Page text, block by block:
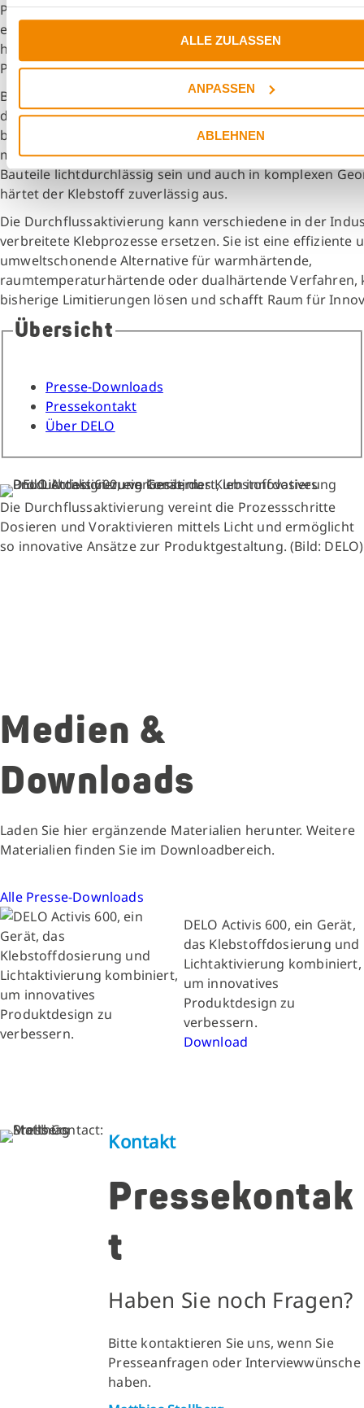
ALLE ZULASSEN
ANPASSEN
ABLEHNEN
Produktmanagement von DELO. „Durch die
einstellbaren Parameter eröffnen sich ganz neue
hinsichtlich Bauteildesign und effizienter sowie CO2-
Prozessgestaltung“, so Bitzer.
Besonders geeignet ist Durchflussaktivierung für das
den Verguss temperatur-empfindlicher Bauteile. So
beispielsweise Sensoren oder Stecker schonend und
mit den Dual-Initiator-Klebstoffen verkleben. Dabei muss
Bauteile lichtdurchlässig sein und auch in komplexen
härtet der Klebstoff zuverlässig aus.
Die Durchflussaktivierung kann verschiedene in der
verbreitete Klebprozesse ersetzen. Sie ist eine effiziente
umweltschonende Alternative für warmhärtende,
raumtemperaturhärtende oder dualhärtende Verfahren,
bisherige Limitierungen lösen und schafft Raum für
Übersicht
Presse-Downloads
Pressekontakt
Über DELO
Die Durchflussaktivierung vereint die Prozessschritte
Dosieren und Voraktivieren mittels Licht und ermöglicht
so innovative Ansätze zur Produktgestaltung. (Bild: DELO)
Medien &
Downloads
Laden Sie hier ergänzende Materialien herunter. Weitere
Materialien finden Sie im Downloadbereich.
Alle Presse-Downloads
DELO Activis 600, ein Gerät,
das Klebstoffdosierung und
Lichtaktivierung kombiniert,
um innovatives
Produktdesign zu
verbessern.
Download
Kontakt
Pressekontak
t
Haben Sie noch Fragen?
Bitte kontaktieren Sie uns, wenn Sie
Presseanfragen oder Interviewwünsche
haben.